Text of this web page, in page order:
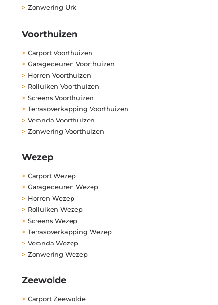
> Zonwering Urk
Voorthuizen
> Carport Voorthuizen
> Garagedeuren Voorthuizen
> Horren Voorthuizen
> Rolluiken Voorthuizen
> Screens Voorthuizen
> Terrasoverkapping Voorthuizen
> Veranda Voorthuizen
> Zonwering Voorthuizen
Wezep
> Carport Wezep
> Garagedeuren Wezep
> Horren Wezep
> Rolluiken Wezep
> Screens Wezep
> Terrasoverkapping Wezep
> Veranda Wezep
> Zonwering Wezep
Zeewolde
> Carport Zeewolde